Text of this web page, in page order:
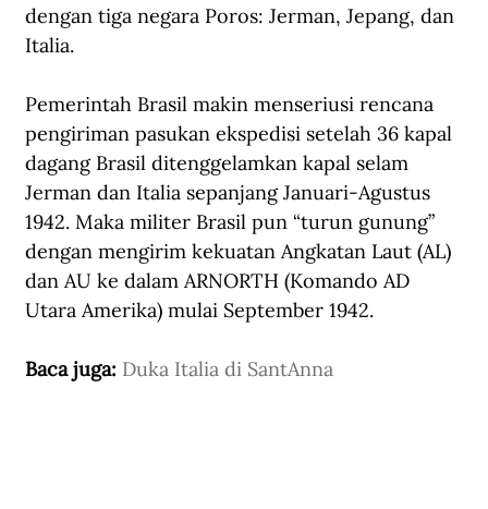
dengan tiga negara Poros: Jerman, Jepang, dan
Italia.
Pemerintah Brasil makin menseriusi rencana
pengiriman pasukan ekspedisi setelah 36 kapal
dagang Brasil ditenggelamkan kapal selam
Jerman dan Italia sepanjang Januari-Agustus
1942. Maka militer Brasil pun “turun gunung”
dengan mengirim kekuatan Angkatan Laut (AL)
dan AU ke dalam ARNORTH (Komando AD
Utara Amerika) mulai September 1942.
Baca juga: Duka Italia di SantAnna